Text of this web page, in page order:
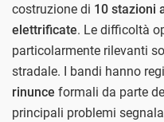
costruzione di 10 stazioni
elettrificate. Le difficoltà
particolarmente rilevanti
stradale. I bandi hanno
rinunce formali da parte
principali problemi